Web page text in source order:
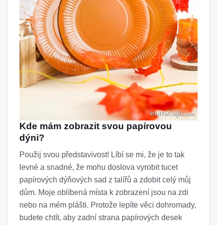
Kde mám zobrazit svou papírovou
dýni?
Použij svou představivost! Líbí se mi, že je to tak
levné a snadné, že mohu doslova vyrobit tucet
papírových dýňových sad z talířů a zdobit celý můj
dům. Moje oblíbená místa k zobrazení jsou na zdi
nebo na mém plášti. Protože lepíte věci dohromady,
budete chtít, aby zadní strana papírových desek